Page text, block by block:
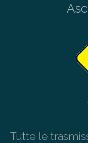
Tutte le